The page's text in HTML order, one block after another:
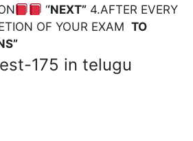
‘‘NEXT”4.AFTER EVERY
OF YOUR EXAM TO
175 in telugu